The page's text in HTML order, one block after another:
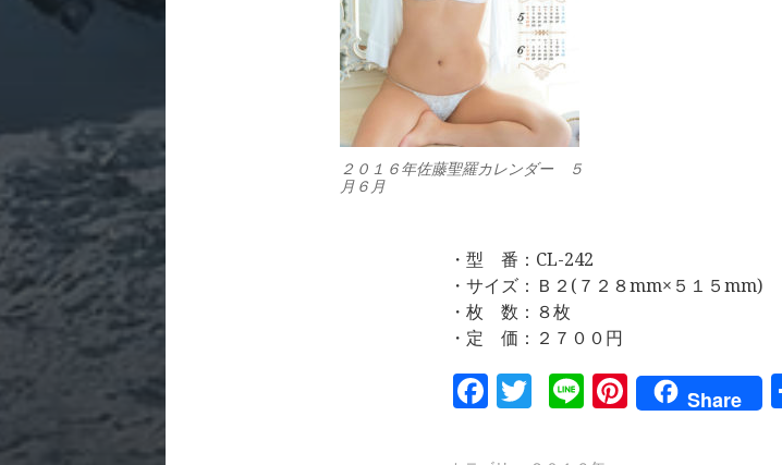
２０１６年佐藤聖羅カレンダー ５
月６月
・型 番：CL-242
・サイズ：Ｂ２(７２８mm×５１５mm)
・枚 数：８枚
・定 価：２７００円
Facebook
Twitter
LinePinterest
Share